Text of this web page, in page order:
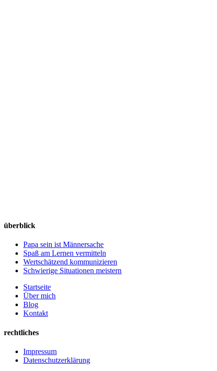
überblick
Papa sein ist Männersache
Spaß am Lernen vermitteln
Wertschätzend kommunizieren
Schwierige Situationen meistern
Startseite
Über mich
Blog
Kontakt
rechtliches
Impressum
Datenschutzerklärung